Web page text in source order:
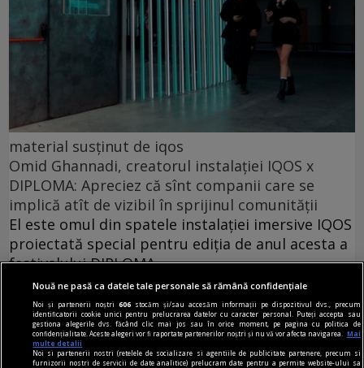
material susținut de iqos
Omid Ghannadi, creatorul instalației IQOS x
DIPLOMA: Apreciez că sînt companii care se
implică atît de vizibil în sprijinul comunității
El este omul din spatele instalației imersive IQOS
proiectată special pentru ediția de anul acesta a
festivalului DIPLOMA.
Parteneri
Nouă ne pasă ca datele tale personale să rămână confidențiale
Noi și partenerii noștri606 stocăm și/sau accesăm informații pe dispozitivul dvs., precum
identificatorii cookie unici pentru prelucrarea datelor cu caracter personal. Puteți accepta sau
gestiona alegerile dvs. făcând clic mai jos sau în orice moment, pe pagina cu politica de
confidențialitate. Aceste alegeri vor fi raportate partenerilor noștri și nu vă vor afecta navigarea.
Mai
multe detalii
Noi si partenerii nostri (retelele de socializare si agentiile de publicitate partenere, precum si
furnizorii nostri de servicii de date analitice) prelucram date pentru a permite website-ului sa